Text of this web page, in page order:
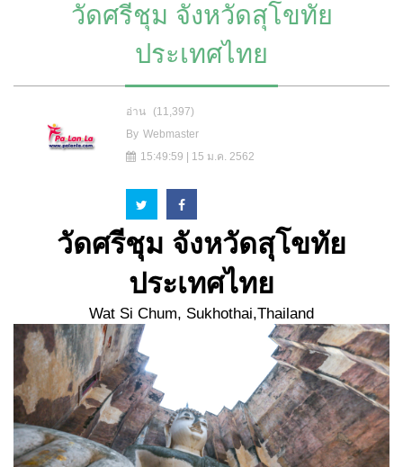
วัดศรีชุม จังหวัดสุโขทัย
ประเทศไทย
อ่าน
(11,397)
By Webmaster
15:49:59 | 15 ม.ค. 2562
วัดศรีชุม จังหวัดสุโขทัย
ประเทศไทย
Wat Si Chum, Sukhothai,Thailand